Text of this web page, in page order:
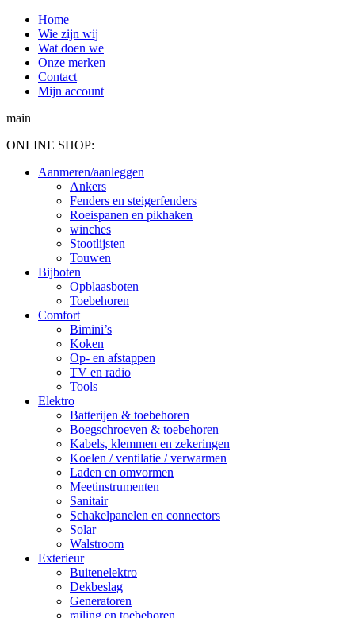
Spring
naar
content
Home
Wie zijn wij
Wat doen we
Onze merken
Contact
Mijn account
main
ONLINE SHOP:
Aanmeren/aanleggen
Ankers
Fenders en steigerfenders
Roeispanen en pikhaken
winches
Stootlijsten
Touwen
Bijboten
Opblaasboten
Toebehoren
Comfort
Bimini’s
Koken
Op- en afstappen
TV en radio
Tools
Elektro
Batterijen & toebehoren
Boegschroeven & toebehoren
Kabels, klemmen en zekeringen
Koelen / ventilatie / verwarmen
Laden en omvormen
Meetinstrumenten
Sanitair
Schakelpanelen en connectors
Solar
Walstroom
Exterieur
Buitenelektro
Dekbeslag
Generatoren
railing en toebehoren